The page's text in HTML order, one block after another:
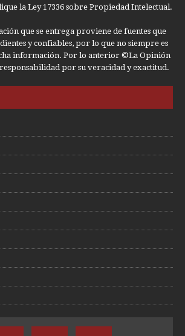
la Ley 17336 sobre Propiedad Intelectual.
que se entrega proviene de fuentes que
y confiables, por lo que no siempre es
información. Por lo anterior ©La Opinión
por su veracidad y exactitud.